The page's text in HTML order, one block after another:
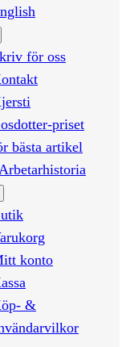
för oss
priset
bästa artikel
konto
&